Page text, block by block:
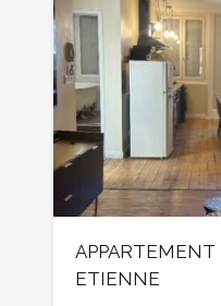
APPARTEMENT
ETIENNE